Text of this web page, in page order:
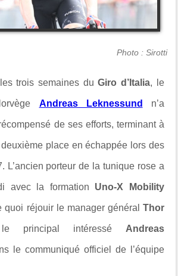
Photo : Sirotti
trois semaines duGiro d’Italia, le
Andreas Leknessund n’a
de ses efforts, terminant à
place en échappée lors des
L’ancien porteur de la tunique rose a
avec la formation Uno-X Mobility
quoi réjouir le manager général Thor
principal intéressé Andreas
le communiqué officiel de l’équipe